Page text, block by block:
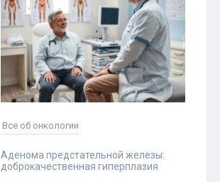
Все об онкологии
Аденома предстательной железы:
доброкачественная гиперплазия